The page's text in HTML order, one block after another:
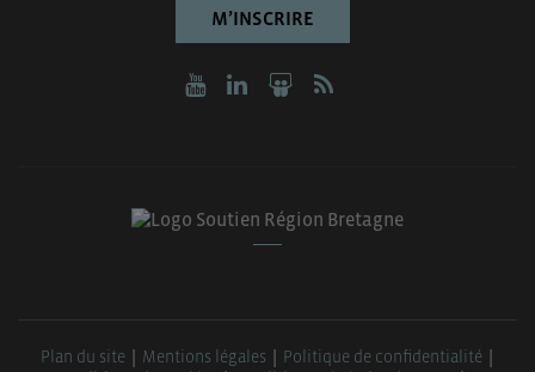
M’INSCRIRE
Plan du site Mentions légales
Politique de confidentialité